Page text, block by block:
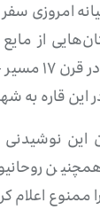
امروزی
از
می‌کردند.
این قاره به
این
قهوه را ممنوع